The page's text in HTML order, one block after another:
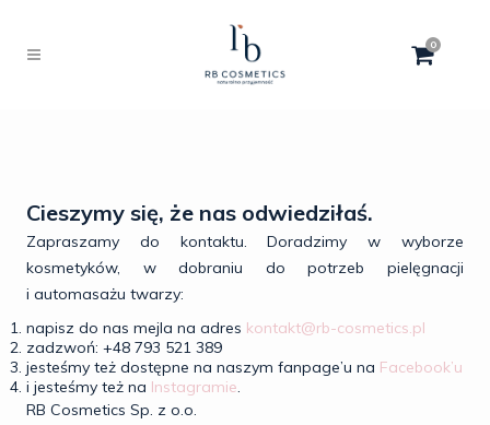
0
Cieszymy się, że nas odwiedziłaś.
Zapraszamy do kontaktu. Doradzimy w wyborze
kosmetyków, w dobraniu do potrzeb pielęgnacji
i automasażu twarzy:
napisz do nas mejla na adres kontakt@rb-cosmetics.pl
zadzwoń: +48 793 521 389
jesteśmy też dostępne na naszym fanpage’u na Facebook’u
i jesteśmy też na Instagramie.
RB Cosmetics Sp. z o.o.